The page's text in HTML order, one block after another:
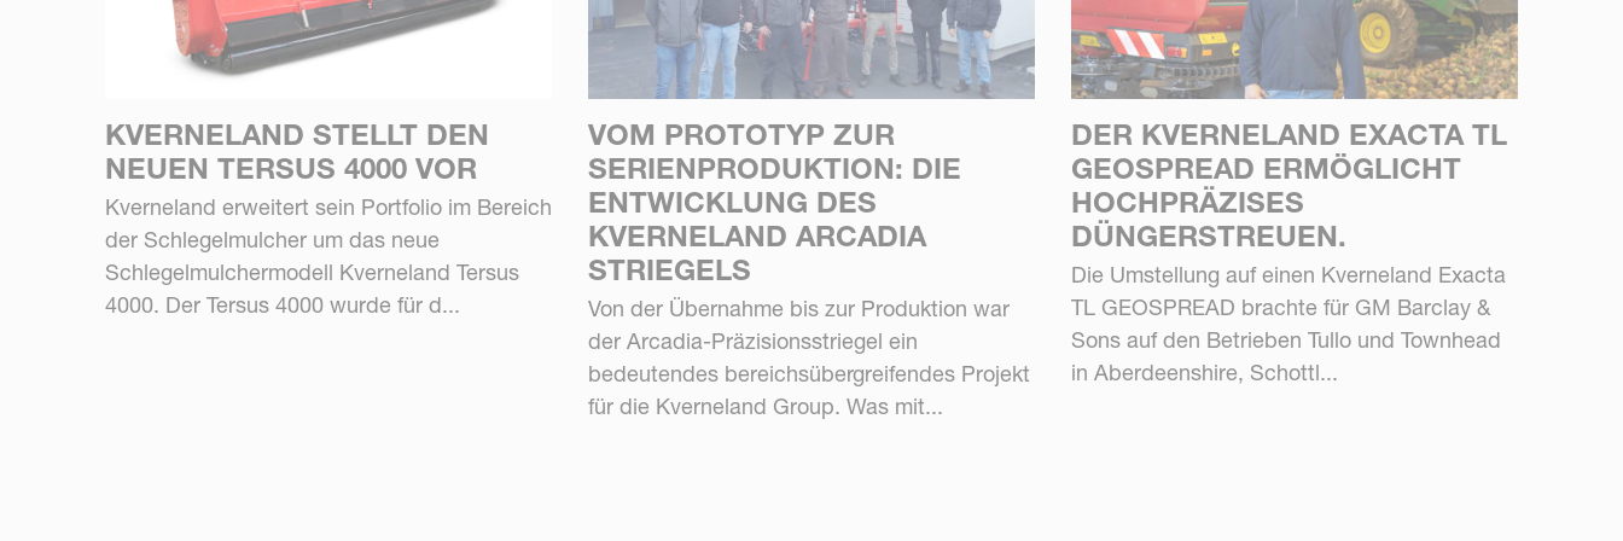
KVERNELAND STELLT DEN
NEUEN TERSUS 4000 VOR
Kverneland erweitert sein Portfolio im Bereich
der Schlegelmulcher um das neue
Schlegelmulchermodell Kverneland Tersus
4000. Der Tersus 4000 wurde für d...
VOM PROTOTYP ZUR
SERIENPRODUKTION: DIE
ENTWICKLUNG DES
KVERNELAND ARCADIA
STRIEGELS
Von der Übernahme bis zur Produktion war
der Arcadia-Präzisionsstriegel ein
bedeutendes bereichsübergreifendes Projekt
für die Kverneland Group. Was mit...
DER KVERNELAND EXACTA TL
GEOSPREAD ERMÖGLICHT
HOCHPRÄZISES
DÜNGERSTREUEN.
Die Umstellung auf einen Kverneland Exacta
TL GEOSPREAD brachte für GM Barclay &
Sons auf den Betrieben Tullo und Townhead
in Aberdeenshire, Schottl...